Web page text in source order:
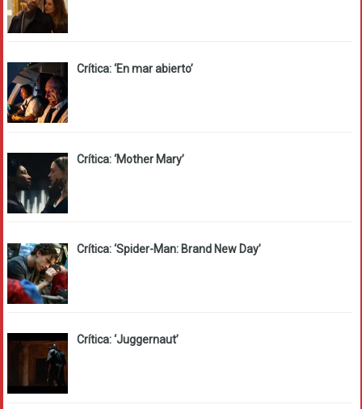
Crítica: ‘En mar abierto’
Crítica: ‘Mother Mary’
Crítica: ‘Spider-Man: Brand New Day’
Crítica: ‘Juggernaut’